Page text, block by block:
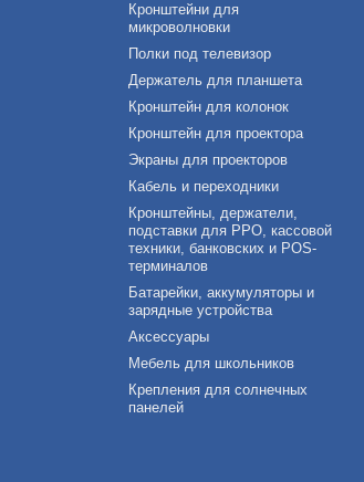
Кронштейни для
микроволновки
Полки под телевизор
Держатель для планшета
Кронштейн для колонок
Кронштейн для проектора
Экраны для проекторов
Кабель и переходники
Кронштейны, держатели,
подставки для РРО, кассовой
техники, банковских и POS-
терминалов
Батарейки, аккумуляторы и
зарядные устройства
Аксессуары
Мебель для школьников
Крепления для солнечных
панелей